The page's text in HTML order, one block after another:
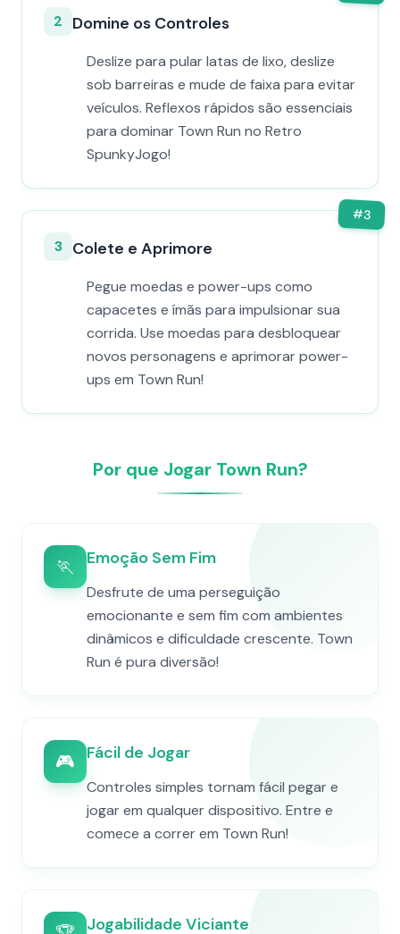
2 Domine os Controles
Deslize para pular latas de lixo, deslize
sob barreiras e mude de faixa para evitar
veículos. Reflexos rápidos são essenciais
para dominar Town Run no Retro
SpunkyJogo!
#3
3 Colete e Aprimore
Pegue moedas e power-ups como
capacetes e ímãs para impulsionar sua
corrida. Use moedas para desbloquear
novos personagens e aprimorar power-
ups em Town Run!
Por que Jogar Town Run?
🏃 Emoção Sem Fim
Desfrute de uma perseguição
emocionante e sem fim com ambientes
dinâmicos e dificuldade crescente. Town
Run é pura diversão!
🎮 Fácil de Jogar
Controles simples tornam fácil pegar e
jogar em qualquer dispositivo. Entre e
comece a correr em Town Run!
Jogabilidade Viciante